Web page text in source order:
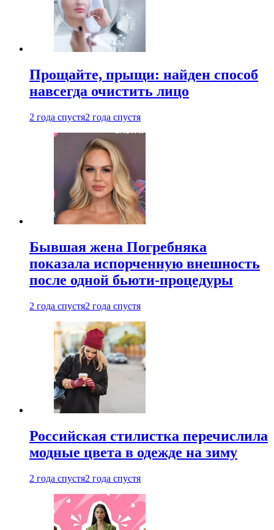
Прощайте, прыщи: найден способ
навсегда очистить лицо
2 года спустя2 года спустя
Бывшая жена Погребняка
показала испорченную внешность
после одной бьюти-процедуры
2 года спустя2 года спустя
Российская стилистка перечислила
модные цвета в одежде на зиму
2 года спустя2 года спустя